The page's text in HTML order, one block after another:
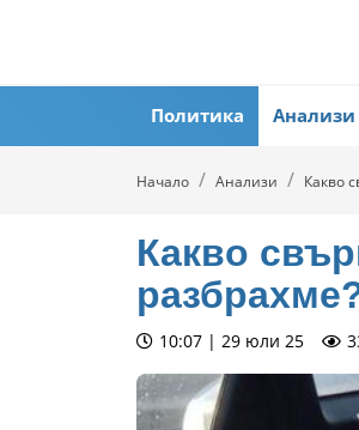
Политика Анализи
Начало Анализи Какво
Какво
10:07 | 29 юли 25